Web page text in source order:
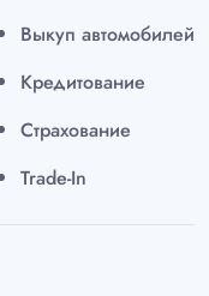
Выкуп автомобилей
Кредитование
Страхование
Trade-In